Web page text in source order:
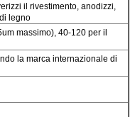
il rivestimento, anodizzi,
legno
massimo), 40-120 per il
la marca internazionale di